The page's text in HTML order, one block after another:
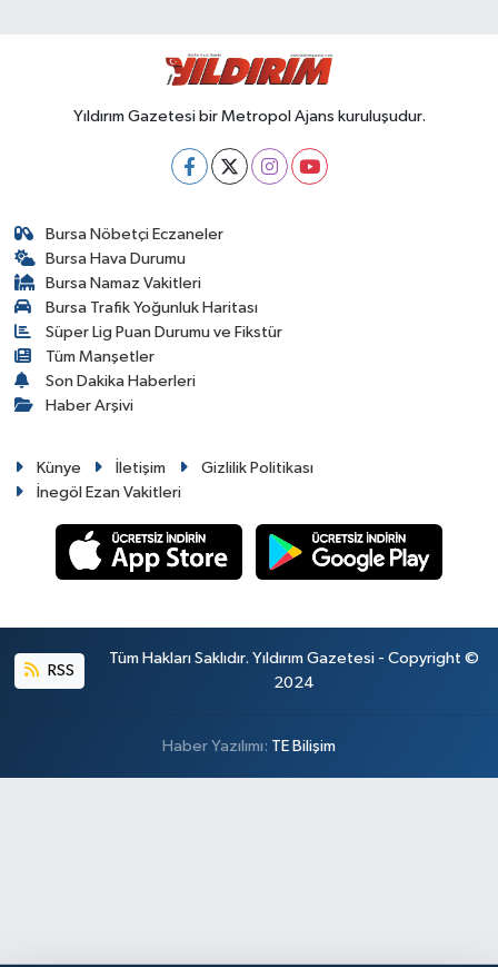
Yıldırım Gazetesi bir Metropol Ajans kuruluşudur.
Bursa Nöbetçi Eczaneler
Bursa Hava Durumu
Bursa Namaz Vakitleri
Bursa Trafik Yoğunluk Haritası
Süper Lig Puan Durumu ve Fikstür
Tüm Manşetler
Son Dakika Haberleri
Haber Arşivi
Künye İletişim
Gizlilik Politikası
İnegöl Ezan Vakitleri
RSS
Tüm Hakları Saklıdır. Yıldırım Gazetesi - Copyright ©
2024
Haber Yazılımı: TE Bilişim